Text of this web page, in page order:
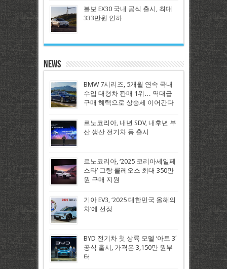
볼보 EX30 국내 공식 출시, 최대
333만원 인하
News
BMW 7시리즈, 5개월 연속 국내
수입 대형차 판매 1위… 역대급
구매 혜택으로 상승세 이어간다
르노코리아, 내년 SDV, 내후년 부
산 생산 전기차 등 출시
르노코리아, ‘2025 코리아세일페
스타’ 그랑 콜레오스 최대 350만
원 구매 지원
기아 EV3, ‘2025 대한민국 올해의
차’에 선정
BYD 전기차 첫 상륙 모델 ‘아토 3′
공식 출시, 가격은 3,150만 원부
터